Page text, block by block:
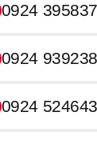
0924 395837
0924 939238
0924 524643